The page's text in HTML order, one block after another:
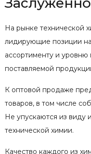
На рынке технической
лидирующие позиции
ассортименту и уровню
поставляемой
К оптовой продаже
товаров, в том числе
Не упускаются из виду
технической химии.
Качество каждого из